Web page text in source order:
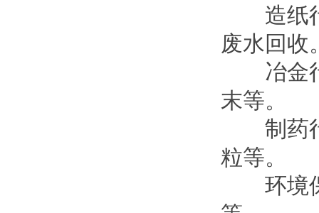
造纸行
废水回收
冶金行
末等。
制药行
粒等。
环境保